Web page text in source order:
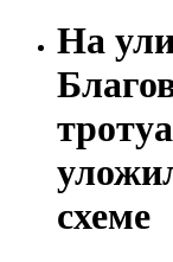
На
схеме